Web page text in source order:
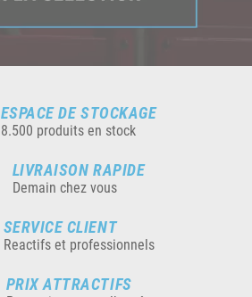
ESPACE DE STOCKAGE
8.500 produits en stock
LIVRAISON RAPIDE
Demain chez vous
SERVICE CLIENT
Reactifs et professionnels
PRIX ATTRACTIFS